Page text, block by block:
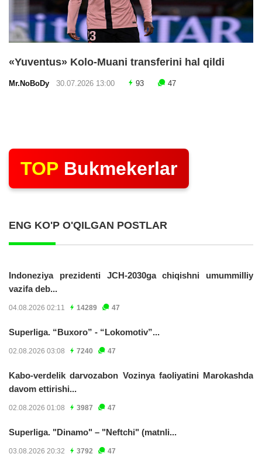
«Yuventus» Kolo-Muani transferini hal qildi
Mr.NoBoDy 30.07.2026 13:00 93 47
TOP Bukmekerlar
ENG KO'P O'QILGAN POSTLAR
Indoneziya prezidenti JCH-2030ga chiqishni umummilliy
vazifa deb...
04.08.2026 02:11 14289 47
Superliga. “Buxoro” - “Lokomotiv”...
02.08.2026 03:08 7240 47
Kabo-verdelik darvozabon Vozinya faoliyatini Marokashda
davom ettirishi...
02.08.2026 01:08 3987 47
Superliga. "Dinamo" – "Neftchi" (matnli...
03.08.2026 20:32 3792 47